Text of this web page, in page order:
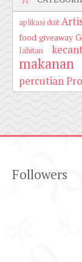
aplikasi duit
food giveaway
Jahitan
makanan
percutian
Followers